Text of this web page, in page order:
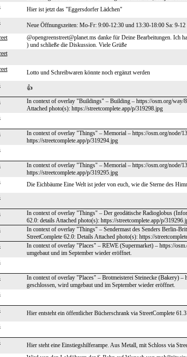
Hier ist jetzt das "Eggersdorfer Lädchen"
Neue Öffnungszeiten: Mo-Fr: 9:00-12:30 und 13:30-18:00 Sa: 9-12
@opengreenstreet@planet.ms danke für Deine Bearbeitungen. Ich
) und schließe die Diskussion. Viele Grüße
Lotto und Schreibwaren könnte noch ergänzt werden
👍
In context of overlay "Buildings" – Building – https://osm.org/way/
Attached photo(s): https://streetcomplete.app/p/319298.jpg
In context of overlay "Things" – Memorial – https://osm.org/node/
https://streetcomplete.app/p/319294.jpg
In context of overlay "Things" – Memorial – https://osm.org/node/
https://streetcomplete.app/p/319295.jpg
Die Eichbäume Eine Welt ist jeder von euch, wie die Sterne des
In context of overlay "Things" – Der geodätische Radioglobus
62.0: details Attached photo(s): https://streetcomplete.app/p/
In context of overlay "Things" – Sendermast des Senders Berlin-
StreetComplete 62.0: Details Attached photo(s): https://
In context of overlay "Places" – REWE (Supermarket) – https://
umgebaut und im September wieder eröffnet.
In context of overlay "Places" – Brotmeisterei Steinecke (Bakery)
geschlossen, wird umgebaut und im September wieder eröffnet.
Hier entsteht ein öffentlicher Bücherschrank via StreetComplete 61.3
Hier steht eine Einstiegshilferampe. Aus Metall, mit Schloss via